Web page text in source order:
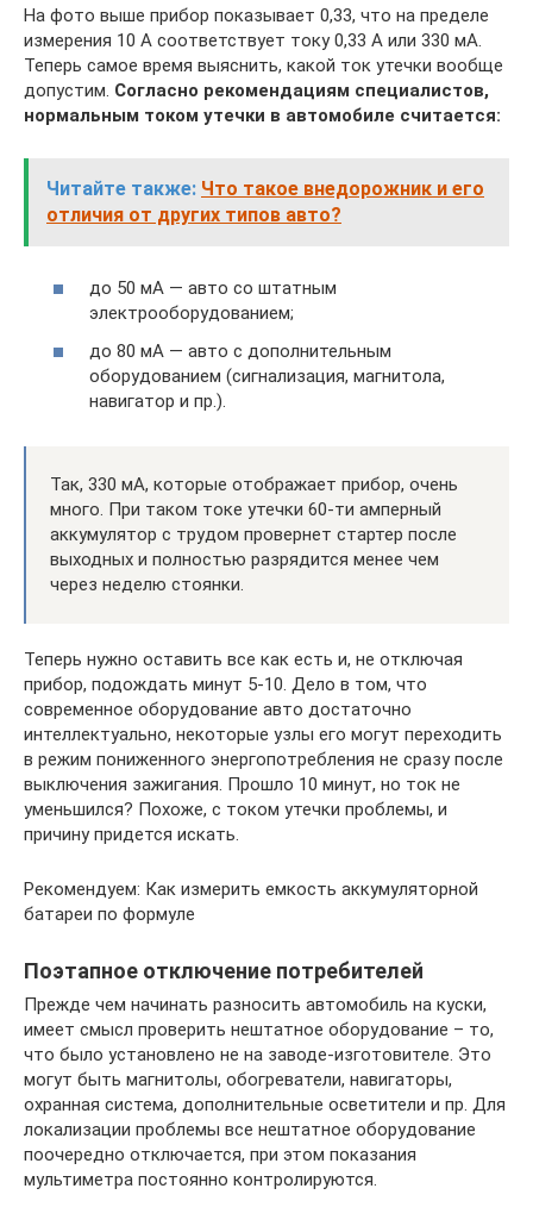
На фото выше прибор показывает 0,33, что на пределе
измерения 10 А соответствует току 0,33 А или 330 мА.
Теперь самое время выяснить, какой ток утечки вообще
допустим. Согласно рекомендациям специалистов,
нормальным током утечки в автомобиле считается:
Читайте также: Что такое внедорожник и его
отличия от других типов авто?
до 50 мА — авто со штатным
электрооборудованием;
до 80 мА — авто с дополнительным
оборудованием (сигнализация, магнитола,
навигатор и пр.).
Так, 330 мА, которые отображает прибор, очень
много. При таком токе утечки 60-ти амперный
аккумулятор с трудом провернет стартер после
выходных и полностью разрядится менее чем
через неделю стоянки.
Теперь нужно оставить все как есть и, не отключая
прибор, подождать минут 5-10. Дело в том, что
современное оборудование авто достаточно
интеллектуально, некоторые узлы его могут переходить
в режим пониженного энергопотребления не сразу после
выключения зажигания. Прошло 10 минут, но ток не
уменьшился? Похоже, с током утечки проблемы, и
причину придется искать.
Рекомендуем: Как измерить емкость аккумуляторной
батареи по формуле
Поэтапное отключение потребителей
Прежде чем начинать разносить автомобиль на куски,
имеет смысл проверить нештатное оборудование – то,
что было установлено не на заводе-изготовителе. Это
могут быть магнитолы, обогреватели, навигаторы,
охранная система, дополнительные осветители и пр. Для
локализации проблемы все нештатное оборудование
поочередно отключается, при этом показания
мультиметра постоянно контролируются.